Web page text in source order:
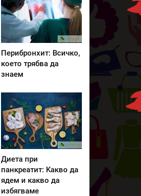
Перибронхит: Всичко,
което трябва да
знаем
Диета при
панкреатит: Kакво да
ядем и какво да
избягваме